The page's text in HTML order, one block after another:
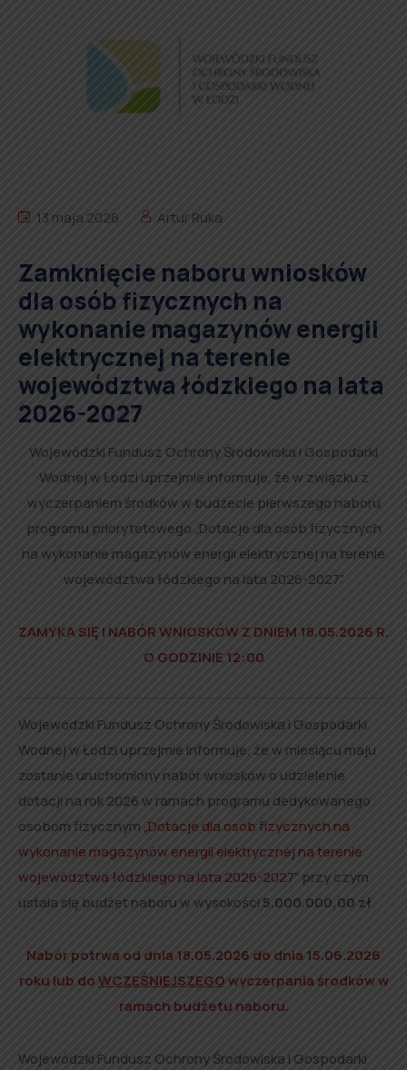
13 maja 2026 Artur Ruka
Zamknięcie naboru wniosków
dla osób fizycznych na
wykonanie magazynów energii
elektrycznej na terenie
województwa łódzkiego na lata
2026-2027
Wojewódzki Fundusz Ochrony Środowiska i Gospodarki
Wodnej w Łodzi uprzejmie informuje, że w związku z
wyczerpaniem środków w budżecie pierwszego naboru
programu priorytetowego „Dotacje dla osób fizycznych
na wykonanie magazynów energii elektrycznej na terenie
województwa łódzkiego na lata 2026-2027”
ZAMYKA SIĘ I NABÓR WNIOSKÓW Z DNIEM 18.05.2026 R.
O GODZINIE 12:00
Wojewódzki Fundusz Ochrony Środowiska i Gospodarki
Wodnej w Łodzi uprzejmie informuje, że w miesiącu maju
zostanie uruchomiony nabór wniosków o udzielenie
dotacji na rok 2026 w ramach programu dedykowanego
osobom fizycznym „Dotacje dla osób fizycznych na
wykonanie magazynów energii elektrycznej na terenie
województwa łódzkiego na lata 2026-2027” przy czym
ustala się budżet naboru w wysokości 5.000.000,00 zł.
Nabór potrwa od dnia 18.05.2026 do dnia 15.06.2026
roku lub doWCZEŚNIEJSZEGOwyczerpania środków w
ramach budżetu naboru.
Wojewódzki Fundusz Ochrony Środowiska i Gospodarki